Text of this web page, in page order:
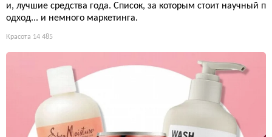
и, лучшие средства года. Список, за которым стоит научный п
одход... и немного маркетинга.
Красота 14 485